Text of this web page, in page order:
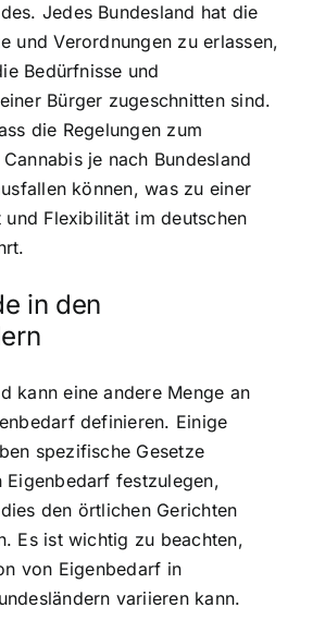
Jedes Bundesland hat die
und Verordnungen zu erlassen,
Bedürfnisse und
Bürger zugeschnitten sind.
die Regelungen zum
je nach Bundesland
können, was zu einer
Flexibilität im deutschen
in den
kann eine andere Menge an
definieren. Einige
spezifische Gesetze
Eigenbedarf festzulegen,
den örtlichen Gerichten
Es ist wichtig zu beachten,
von Eigenbedarf in
variieren kann.